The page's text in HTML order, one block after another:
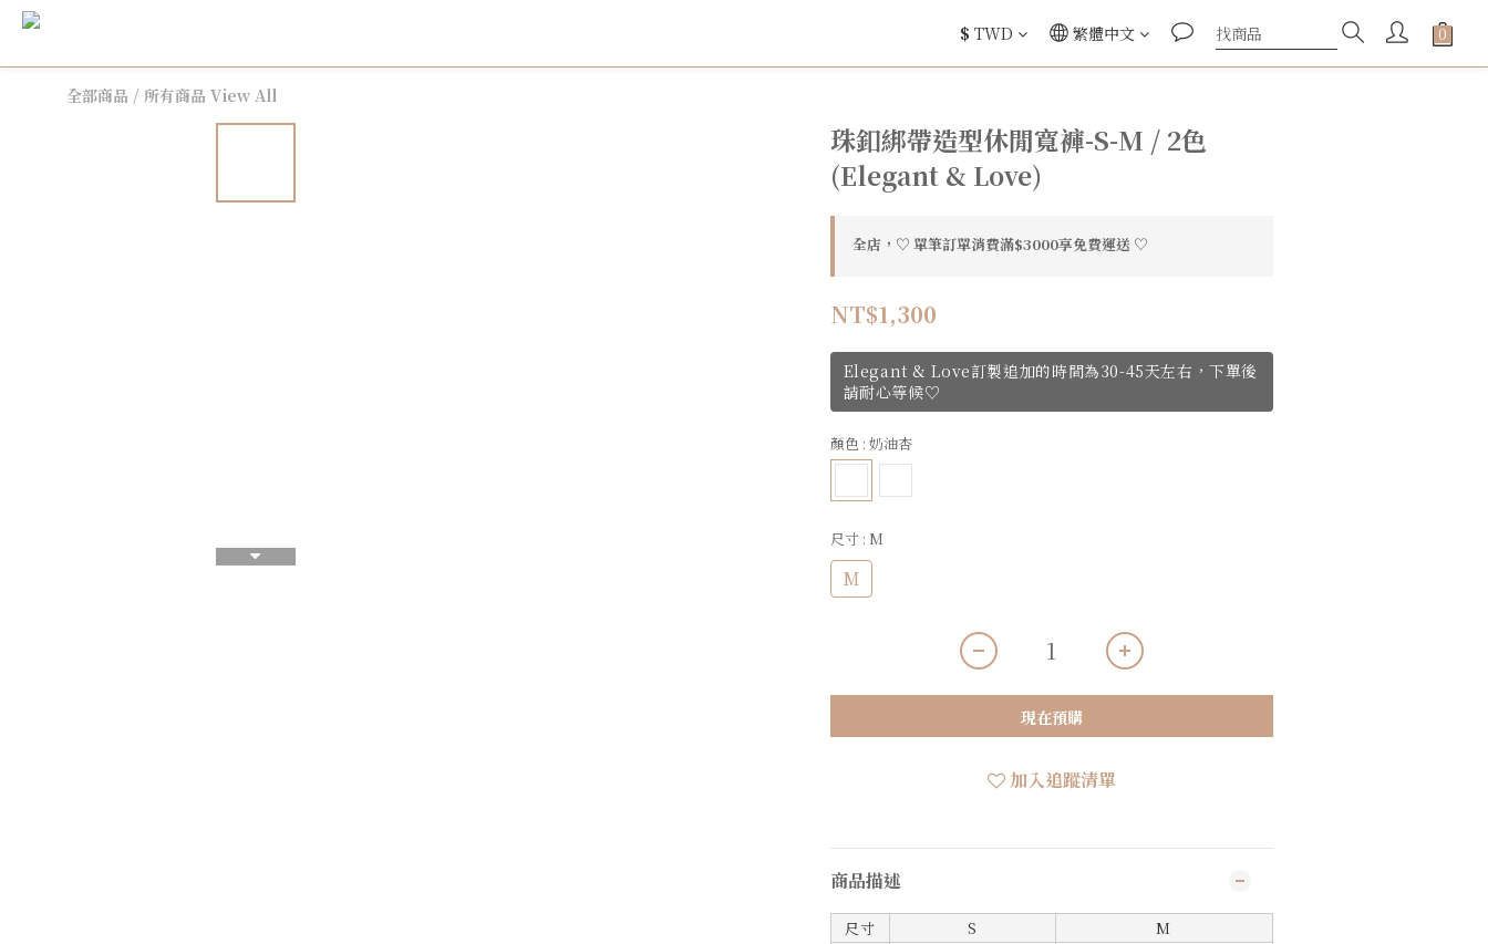
$ TWD 繁體中文
全部商品 / 所有商品 View All
珠釦綁帶造型休閒寬褲-S-M / 2色
(Elegant & Love)
全店，♡ 單筆訂單消費滿$3000享免費運送 ♡
NT$1,300
Elegant & Love訂製追加的時間為30-45天左右，下單後
請耐心等候♡
顏色 : 奶油杏
尺寸 : M
M
現在預購
加入追蹤清單
商品描述
尺寸 S
M